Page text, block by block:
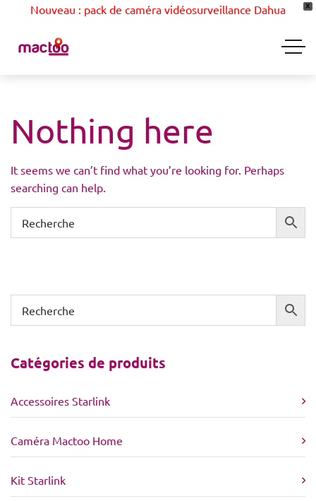
X
Nouveau : pack de caméra vidéosurveillance Dahua
Nothing here
It seems we can’t find what you’re looking for. Perhaps
searching can help.
Catégories de produits
Accessoires Starlink
Caméra Mactoo Home
Kit Starlink